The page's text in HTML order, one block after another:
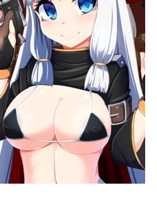
リ
ィ
発
情
注
意
報
へ
の